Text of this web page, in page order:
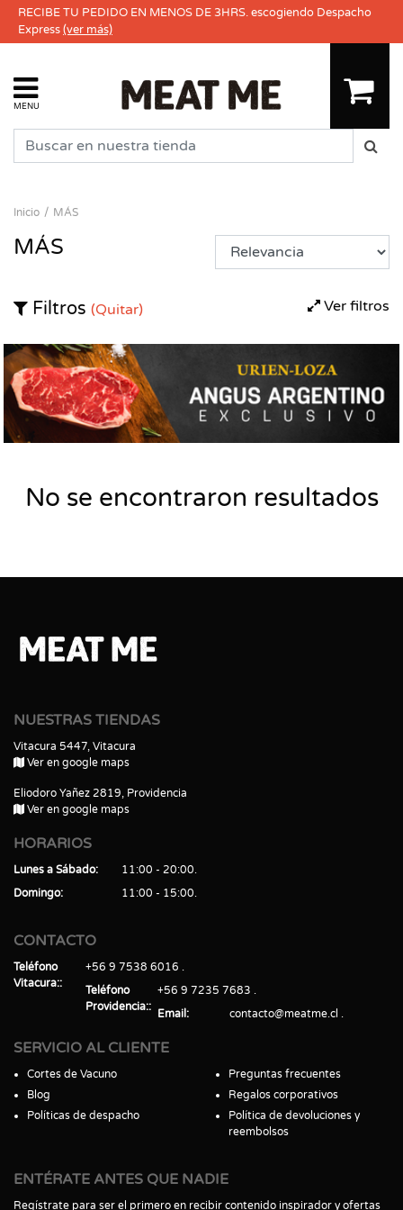
RECIBE TU PEDIDO EN MENOS DE 3HRS. escogiendo Despacho
Express(ver más)
MENU
Inicio MÁS
MÁS
Ver filtros
Filtros (Quitar)
No se encontraron resultados
NUESTRAS TIENDAS
Vitacura 5447, Vitacura
Ver en google maps
Eliodoro Yañez 2819, Providencia
Ver en google maps
HORARIOS
Lunes a Sábado
11:00 - 20:00
Domingo
11:00 - 15:00
CONTACTO
Teléfono
Vitacura:
+56 9 7538 6016
Teléfono
Providencia:
+56 9 7235 7683
Email
contacto@meatme.cl
SERVICIO AL CLIENTE
Cortes de Vacuno
Blog
Políticas de despacho
Preguntas frecuentes
Regalos corporativos
Política de devoluciones y
reembolsos
ENTÉRATE ANTES QUE NADIE
Regístrate para ser el primero en recibir contenido inspirador y ofertas